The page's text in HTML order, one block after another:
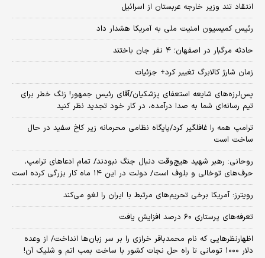
انتقاد تند وزیر خارجه عربستان از اسرائیل
رئیس کمیسیون امنیت ملی به آمریکا هشدار داد
حادثه مرگبار در اصفهان؛ ۴ نفر جان باختند
زمان شارژ کالابرگ تغییر کرد+ جزئیات
پس‌لرزه‌های شایعه استعفای پزشکیان/آقای رئیس جمهور! زنگ خطر برای
تیم رسانه‌ای شما به صدا درآمده، در کار خود تجدید نظر کنید
ترامپ همه را غافلگیر کرد/پایگاه نظامی محرمانه زیر کاخ سفید در حال
ساخت است
روحانی: رهبر شهید هیچ‌وقت دنبال جنگ نبودند/ تمام ادعاهای ترامپ،
حرف‌های توخالی و بلوف است/ دولت در این ۱۴ ماه کار بزرگی کرده است
رویترز: آمریکا برخی تحریم‌های مرتبط با ایران را لغو می‌کند
تعرفه‌های پرستاری ۶۰ درصد افزایش یافت
اظهارنظرهایی که نام محمدباقر خرازی را بر سر زبان‌ها انداخت/ از وعده
دلار ۱۰۰۰ تومانی تا راه حل نجات کشور با ساخت بمب اتم و شلیک آن!